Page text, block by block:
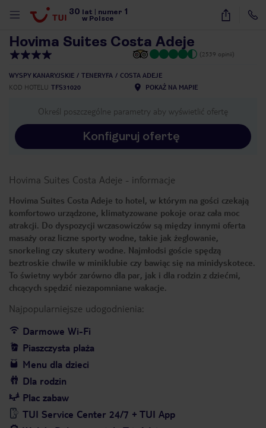
30 lat numer 1
w Polsce
93
Hovima Suites Costa Adeje
(2539 opinii)
WYSPY KANARYJSKIE TENERYFA
COSTA ADEJE
KOD HOTELU TFS31020 POKAŻ NA MAPIE
Określ poszczególne parametry aby wyświetlić ofertę
Konfiguruj ofertę
Hovima Suites Costa Adeje - informacje
Hovima Suites Costa Adeje to hotel, w którym na gości czekają
komfortowo urządzone, klimatyzowane pokoje oraz cała moc
atrakcji. Do dyspozycji wczasowiczów są między innymi oferta
masaży oraz liczne sporty wodne, takie jak żeglowanie,
snorkeling czy skutery wodne. Najmłodsi goście spędzą
beztroskie chwile w miniklubie czy bawiąc się na minidyskotece.
To świetny wybór zarówno dla par, jak i dla rodzin z dziećmi,
chcących spędzić niezapomniane wakacje.
Najpopularniejsze udogodnienia:
Darmowe Wi-Fi
Piaszczysta plaża
Menu dla dzieci
Dla rodzin
Plac zabaw
TUI Service Center 24/7 + TUI App